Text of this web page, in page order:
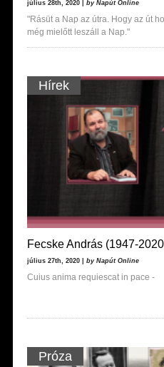
július 28th, 2020 | by Napút Online
"Rásüt a Nap az útra. Hogy az út
még mielőtt leszáll a Nap."
Hírek
Fecske András (1947-
július 27th, 2020 | by Napút Online
Cuius anima requiescat in pace -
Próza